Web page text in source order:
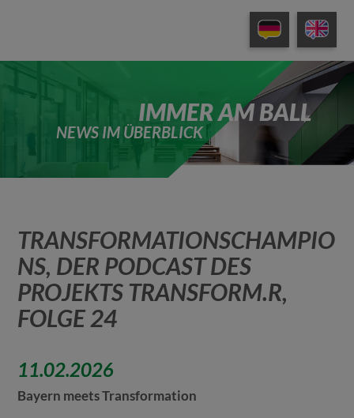
IMMER AM BALL
NEWS IM ÜBERBLICK
TRANSFORMATIONSCHAMPIO
NS, DER PODCAST DES
PROJEKTS TRANSFORM.R,
FOLGE 24
11.02.2026
Bayern meets Transformation